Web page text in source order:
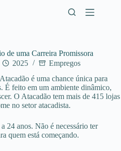
de uma Carreira Promissora
2025
Empregos
Atacadão é uma chance única para
É feito em um ambiente dinâmico,
O Atacadão tem mais de 415 lojas
no setor atacadista.
24 anos. Não é necessário ter
quem está começando.